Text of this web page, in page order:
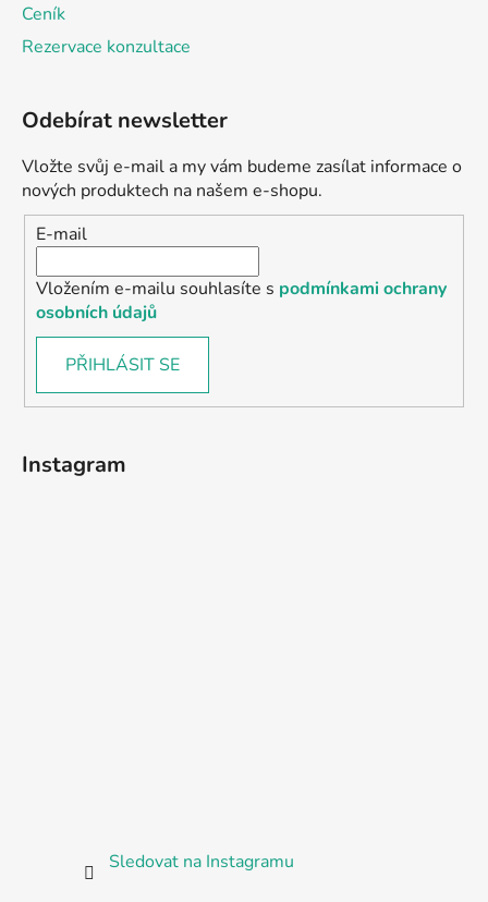
Ceník
Rezervace konzultace
Odebírat newsletter
Vložte svůj e-mail a my vám budeme zasílat informace o
nových produktech na našem e-shopu.
E-mail
Vložením e-mailu souhlasíte s podmínkami ochrany
osobních údajů
PŘIHLÁSIT SE
Instagram
Sledovat na Instagramu